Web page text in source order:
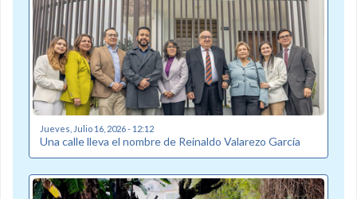
Jueves, Julio 16, 2026 - 12:12
Una calle lleva el nombre de Reinaldo Valarezo García